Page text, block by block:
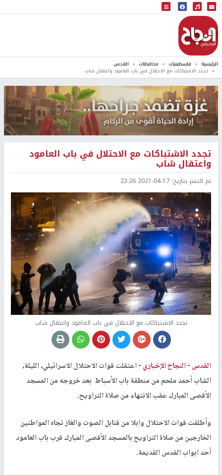
البث المباشر
إذاعة النجاح
الرئيسية فلسطينيات محافظات القدس
تجدد الاشتباكات مع الاحتلال في باب العامود واعتقال شاب
تجدد الاشتباكات مع الاحتلال في باب العامود
واعتقال شاب
تم النشر بتاريخ: 2021-04-17 23:26
تجدد الاشتباكات مع الاحتلال في باب العامود واعتقال شاب
القدس -النجاح الإخباري -اعتقلت قوات الاحتلال الاسرائيلي، الليلة،
الشاب أحمد ملحم من منطقة باب الأسباط بعد خروجه من المسجد
الأقصى المبارك عقب الانتهاء من صلاة التراويح.
وأطلقت قوات الاحتلال وابلا من قنابل الصوت والغاز تجاه المواطنين
الخارجين من صلاة التراويح بالمسجد الأقصى المبارك قرب باب العامود
أحد ابواب القدس القديمة.